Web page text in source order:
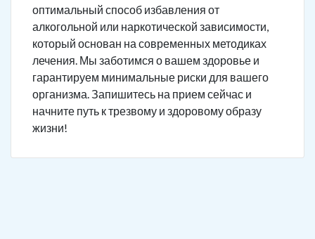
оптимальный способ избавления от
алкогольной или наркотической зависимости,
который основан на современных методиках
лечения. Мы заботимся о вашем здоровье и
гарантируем минимальные риски для вашего
организма. Запишитесь на прием сейчас и
начните путь к трезвому и здоровому образу
жизни!